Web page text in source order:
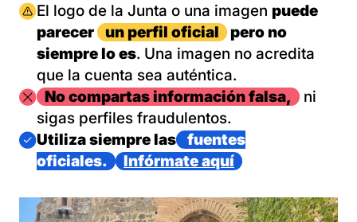
Imagen
El logo de la Junta o una imagen puede
parecer
un perfil oficial
pero no
siempre lo es. Una imagen no acredita
que la cuenta sea auténtica.
ImagenNo compartas información falsa,
ni
sigas perfiles fraudulentos.
Imagen
Utiliza siempre las
fuentes
oficiales.
Infórmate aquí